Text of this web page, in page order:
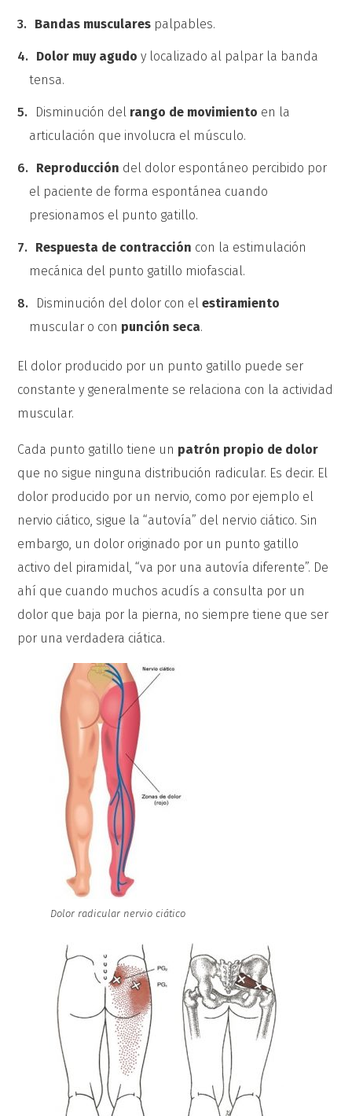
Bandas musculares palpables.
Dolor muy agudo y localizado al palpar la banda
tensa.
Disminución del rango de movimiento en la
articulación que involucra el músculo.
Reproducción del dolor espontáneo percibido por
el paciente de forma espontánea cuando
presionamos el punto gatillo.
Respuesta de contracción con la estimulación
mecánica del punto gatillo miofascial.
Disminución del dolor con elestiramiento
muscular o con punción seca.
El dolor producido por un punto gatillo puede ser
constante y generalmente se relaciona con la actividad
muscular.
Cada punto gatillo tiene un patrón propio de dolor
que no sigue ninguna distribución radicular. Es decir. El
dolor producido por un nervio, como por ejemplo el
nervio ciático, sigue la “autovía” del nervio ciático. Sin
embargo, un dolor originado por un punto gatillo
activo del piramidal, “va por una autovía diferente”. De
ahí que cuando muchos acudís a consulta por un
dolor que baja por la pierna, no siempre tiene que ser
por una verdadera ciática.
Dolor radicular nervio ciático